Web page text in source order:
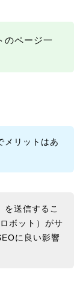
のページ一
メリットはあ
を送信するこ
ボット）がサ
に良い影響